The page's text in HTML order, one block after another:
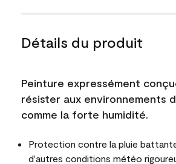
Détails du produit
Peinture expressément
résister aux environnements
comme la forte humidité.
Protection contre la pluie
d'autres conditions météo